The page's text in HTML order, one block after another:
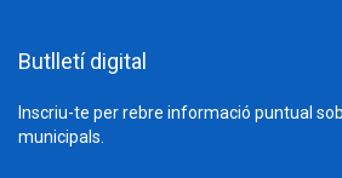
Butlletí digital
Inscriu-te per rebre informació puntual
municipals.